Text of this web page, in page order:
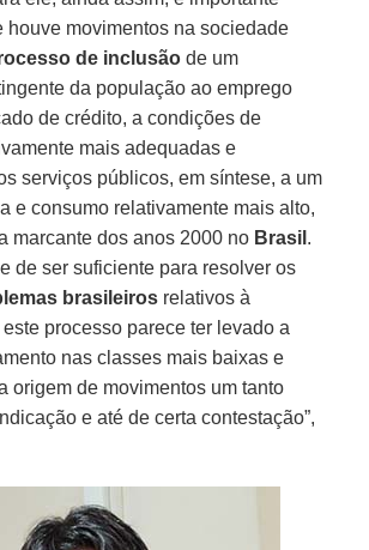
houve movimentos na sociedade
de inclusão de um
da população ao emprego
de crédito, a condições de
mais adequadas e
serviços públicos, em síntese, a um
e consumo relativamente mais alto,
marcante dos anos 2000 no Brasil .
de ser suficiente para resolver os
brasileiros relativos à
este processo parece ter levado a
nas classes mais baixas e
origem de movimentos um tanto
e até de certa contestação”,